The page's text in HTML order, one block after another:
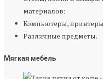
материалов:
Компьютеры,
Различные предметы.
Мягкая мебель